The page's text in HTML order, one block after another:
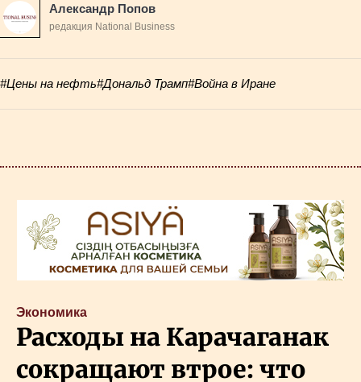
Александр Попов
редакция National Business
#Цены на нефть#Дональд Трамп#Война в Иране
Экономика
Расходы на Карачаганак
сокращают втрое: что